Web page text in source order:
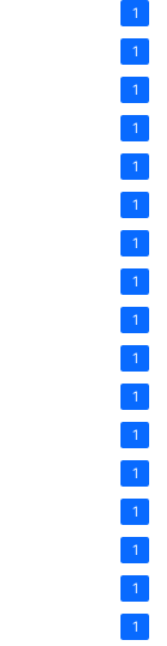
1
1
1
1
1
1
1
1
1
1
1
1
1
1
1
1
1